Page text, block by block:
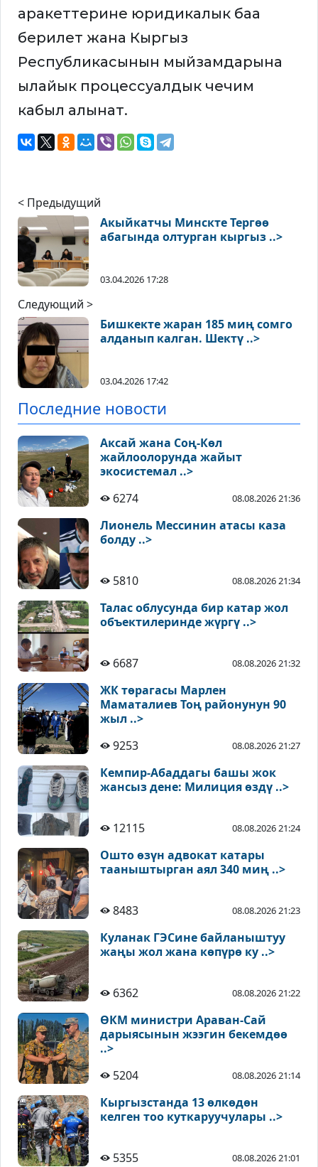
аракеттерине юридикалык баа
берилет жана Кыргыз
Республикасынын мыйзамдарына
ылайык процессуалдык чечим
кабыл алынат.
< Предыдущий
Акыйкатчы Минскте Тергөө
абагында олтурган кыргыз ..>
03.04.2026 17:28
Следующий >
Бишкекте жаран 185 миң сомго
алданып калган. Шектү ..>
03.04.2026 17:42
Последние новости
Аксай жана Соң-Көл
жайлоолорунда жайыт
экосистемал ..>
6274
08.08.2026 21:36
Лионель Мессинин атасы каза
болду ..>
5810 08.08.2026 21:34
Талас облусунда бир катар жол
объектилеринде жүргү ..>
6687 08.08.2026 21:32
ЖК төрагасы Марлен
Маматалиев Тоң районунун 90
жыл ..>
9253
08.08.2026 21:27
Кемпир-Абаддагы башы жок
жансыз дене: Милиция өздү ..>
12115 08.08.2026 21:24
Ошто өзүн адвокат катары
тааныштырган аял 340 миң ..>
8483 08.08.2026 21:23
Куланак ГЭСине байланыштуу
жаңы жол жана көпүрө ку ..>
6362 08.08.2026 21:22
ӨКМ министри Араван-Сай
дарыясынын жээгин бекемдөө
..>
5204
08.08.2026 21:14
Кыргызстанда 13 өлкөдөн
келген тоо куткаруучулары ..>
5355 08.08.2026 21:01